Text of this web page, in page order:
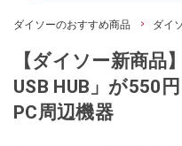
ダイソーのおすすめ商品 ダイ
【ダイソー新商品
USB HUB」が550
PC周辺機器